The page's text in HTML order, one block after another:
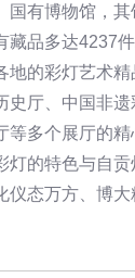
国有博物馆，其
藏品多达4237
地的彩灯艺术
史厅、中国非
等多个展厅的
灯的特色与自
态万方、博大